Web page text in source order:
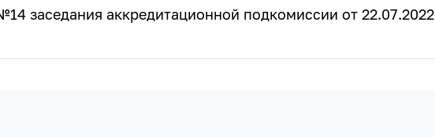
заседания аккредитационной подкомиссии от 22.07.2022